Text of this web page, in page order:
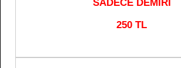
SADECE DEMİRİ
250 TL